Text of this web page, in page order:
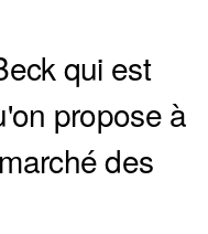
qui est
propose à
des